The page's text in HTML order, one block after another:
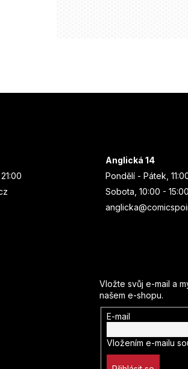
Anglická 14
Pondělí - Pátek,
Sobota, 10:00 - 15:00
Vložte svůj e-mail a
našem e-shopu.
E-mail
Vložením e-mailu